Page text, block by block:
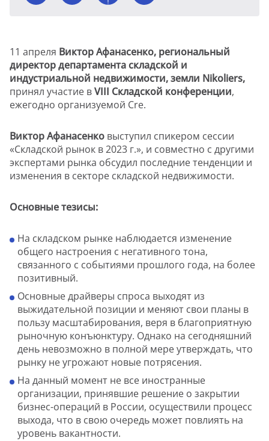
11 апреля Виктор Афанасенко, региональный
директор департамента складской и
индустриальной недвижимости, земли Nikoliers,
принял участие вVIII Складской конференции,
ежегодно организуемой Cre.
Виктор Афанасенко выступил спикером сессии
«Складской рынок в 2023 г.», и совместно с другими
экспертами рынка обсудил последние тенденции и
изменения в секторе складской недвижимости.
Основные тезисы:
На складском рынке наблюдается изменение
общего настроения с негативного тона,
связанного с событиями прошлого года, на более
позитивный.
Основные драйверы спроса выходят из
выжидательной позиции и меняют свои планы в
пользу масштабирования, веря в благоприятную
рыночную конъюнктуру. Однако на сегодняшний
день невозможно в полной мере утверждать, что
рынку не угрожают новые потрясения.
На данный момент не все иностранные
организации, принявшие решение о закрытии
бизнес-операций в России, осуществили процесс
выхода, что в свою очередь может повлиять на
уровень вакантности.